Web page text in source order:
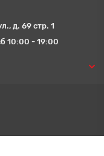
д. 69 стр. 1
10:00 - 19:00